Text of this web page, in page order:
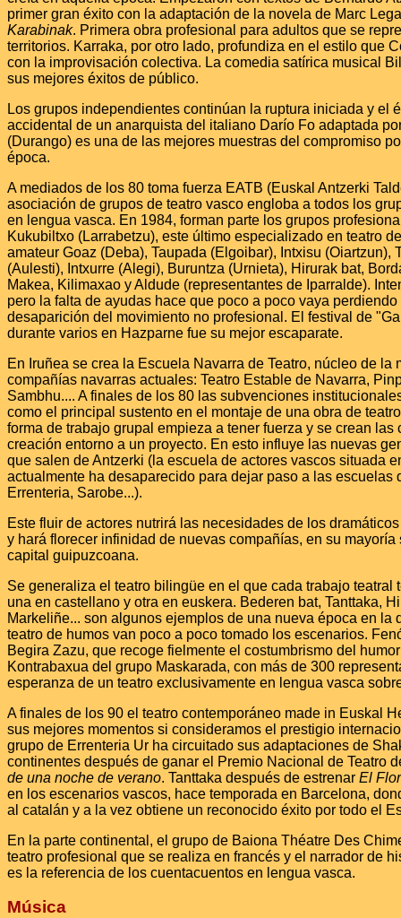
primer gran éxito con la adaptación de la novela de Marc
Karabinak. Primera obra profesional para adultos que se
territorios. Karraka, por otro lado, profundiza en el estilo que
con la improvisación colectiva. La comedia satírica musical
sus mejores éxitos de público.
Los grupos independientes continúan la ruptura iniciada y el
accidental de un anarquista del italiano Darío Fo adaptada
(Durango) es una de las mejores muestras del compromiso
época.
A mediados de los 80 toma fuerza EATB (Euskal Antzerki
asociación de grupos de teatro vasco engloba a todos los
en lengua vasca. En 1984, forman parte los grupos
Kukubiltxo (Larrabetzu), este último especializado en teatro
amateur Goaz (Deba), Taupada (Elgoibar), Intxisu (Oiartzun),
(Aulesti), Intxurre (Alegi), Buruntza (Urnieta), Hirurak bat,
Makea, Kilimaxao y Aldude (representantes de Iparralde).
pero la falta de ayudas hace que poco a poco vaya
desaparición del movimiento no profesional. El festival de
durante varios en Hazparne fue su mejor escaparate.
En Iruñea se crea la Escuela Navarra de Teatro, núcleo de la
compañías navarras actuales: Teatro Estable de Navarra,
Sambhu.... A finales de los 80 las subvenciones
como el principal sustento en el montaje de una obra de
forma de trabajo grupal empieza a tener fuerza y se crean las
creación entorno a un proyecto. En esto influye las nuevas
que salen de Antzerki (la escuela de actores vascos situada
actualmente ha desaparecido para dejar paso a las escuelas
Errenteria, Sarobe...).
Este fluir de actores nutrirá las necesidades de los
y hará florecer infinidad de nuevas compañías, en su mayoría
capital guipuzcoana.
Se generaliza el teatro bilingüe en el que cada trabajo teatral
una en castellano y otra en euskera. Bederen bat, Tanttaka,
Markeliñe... son algunos ejemplos de una nueva época en la
teatro de humos van poco a poco tomado los escenarios.
Begira Zazu, que recoge fielmente el costumbrismo del
Kontrabaxua del grupo Maskarada, con más de 300
esperanza de un teatro exclusivamente en lengua vasca
A finales de los 90 el teatro contemporáneo made in Euskal
sus mejores momentos si consideramos el prestigio
grupo de Errenteria Ur ha circuitado sus adaptaciones de
continentes después de ganar el Premio Nacional de Teatro
de una noche de verano. Tanttaka después de estrenar El
en los escenarios vascos, hace temporada en Barcelona,
al catalán y a la vez obtiene un reconocido éxito por todo el
En la parte continental, el grupo de Baiona Théatre Des
teatro profesional que se realiza en francés y el narrador de
es la referencia de los cuentacuentos en lengua vasca.
Música